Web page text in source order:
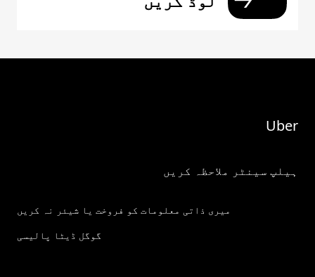
Uber
ہیلپ سینٹر ملاحظہ کریں
میری ذاتی معلومات کو فروخت یا شیئر نہ کریں
گوگل ڈیٹا پالیسی